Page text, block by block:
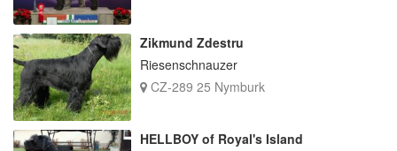
Zikmund Zdestru
Riesenschnauzer
CZ-289 25 Nymburk
HELLBOY of Royal's Island